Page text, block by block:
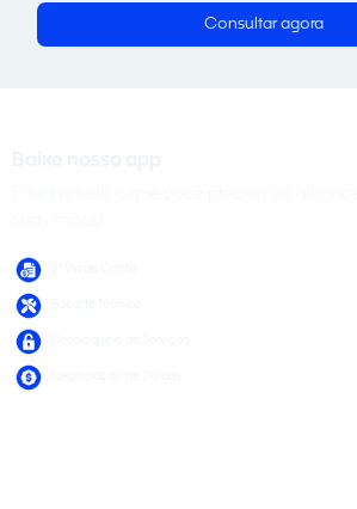
Consultar agora